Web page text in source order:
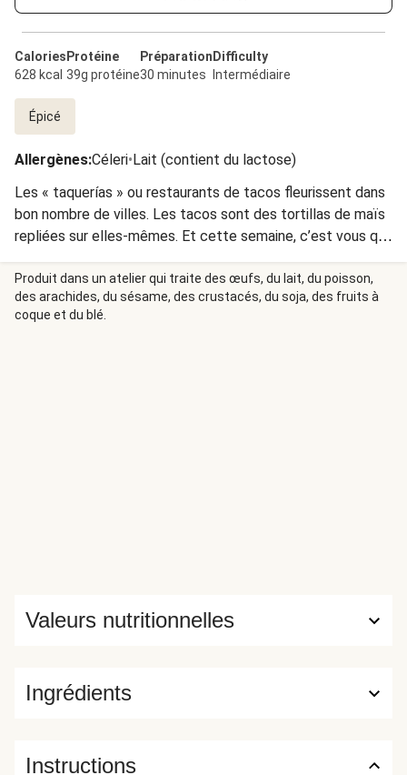
Calories
628 kcal
Protéine
39g protéine
Préparation
30 minutes
Difficulty
Intermédiaire
Épicé
Allergènes:Céleri•Lait (contient du lactose)
Les « taquerías » ou restaurants de tacos fleurissent dans
bon nombre de villes. Les tacos sont des tortillas de maïs
repliées sur elles-mêmes. Et cette semaine, c’est vous qui
êtes aux fourneaux ! Pour la garniture : du haché de poulet
épicé, des légumes et des haricots. Pour finir, recouvrez de
cheddar. Un régal !
Produit dans un atelier qui traite des œufs, du lait, du poisson,
des arachides, du sésame, des crustacés, du soja, des fruits à
coque et du blé.
Ingrédients
Valeurs nutritionnelles
Instructions